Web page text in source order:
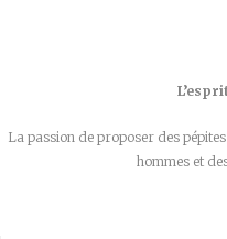
La passion de proposer des
hommes et